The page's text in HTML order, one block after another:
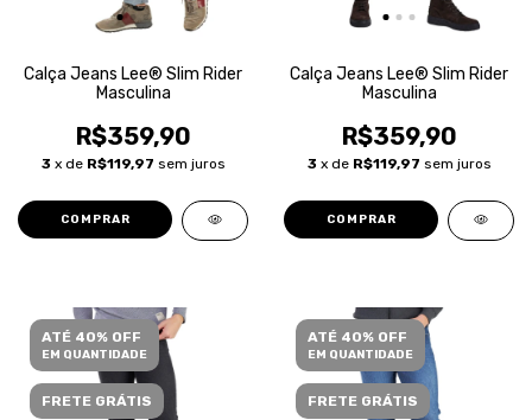
Calça Jeans Lee® Slim Rider
Masculina
R$359,90
3 x de R$119,97 sem juros
COMPRAR
Calça Jeans Lee® Slim Rider
Masculina
R$359,90
3 x de R$119,97 sem juros
COMPRAR
ATÉ 40% OFF
EM QUANTIDADE
FRETE GRÁTIS
ATÉ 40% OFF
EM QUANTIDADE
FRETE GRÁTIS